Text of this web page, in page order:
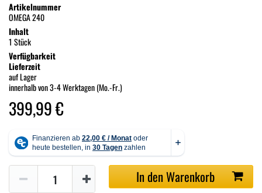
Artikelnummer
OMEGA 240
Inhalt
1 Stück
Verfügbarkeit
Lieferzeit
auf Lager
innerhalb von 3-4 Werktagen (Mo.-Fr.)
399,99 €
In den Warenkorb